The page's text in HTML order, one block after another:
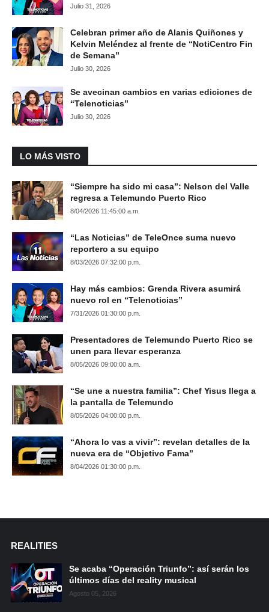
Julio 31, 2026
Celebran primer año de Alanis Quiñones y
Kelvin Meléndez al frente de “NotiCentro Fin
de Semana”
Julio 30, 2026
Se avecinan cambios en varias ediciones de
“Telenoticias”
Julio 30, 2026
LO MÁS VISTO
“Siempre ha sido mi casa”: Nelson del Valle
regresa a Telemundo Puerto Rico
8/04/2026 11:45:00 a.m.
“Las Noticias” de TeleOnce suma nuevo
reportero a su equipo
8/03/2026 07:32:00 p.m.
Hay más cambios: Grenda Rivera asumirá
nuevo rol en “Telenoticias”
7/31/2026 01:30:00 p.m.
Presentadores de Telemundo Puerto Rico se
unen para llevar esperanza
8/05/2026 09:00:00 a.m.
“Se une a nuestra familia”: Chef Yisus llega a
la pantalla de Telemundo
8/05/2026 04:00:00 p.m.
“Ahora lo vas a vivir”: revelan detalles de la
nueva era de “Objetivo Fama”
8/04/2026 01:30:00 p.m.
REALITIES
Se acaba “Operación Triunfo”: así serán los
últimos días del reality musical
Agosto 05, 2026